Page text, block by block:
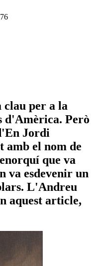
clau per a la
d'Amèrica. Però
Jordi
amb el nom de
que va
va esdevenir un
L'Andreu
aquest article,